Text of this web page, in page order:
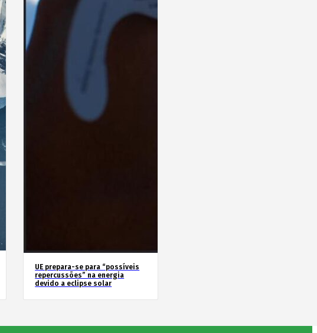
UE prepara-se para “possíveis
repercussões” na energia
devido a eclipse solar